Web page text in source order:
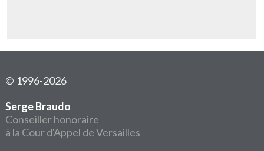
© 1996-2026
Serge Braudo
Conseiller honoraire
à la Cour d'Appel de Versailles